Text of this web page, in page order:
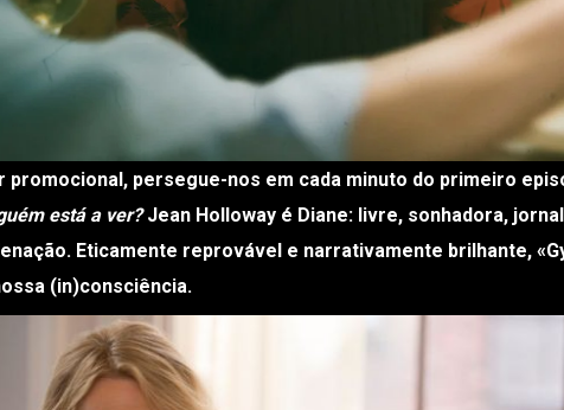
está a ver?Jean Holloway é Diane: livre, sonhadora,
Eticamente reprovável e narrativamente brilhante,
(in)consciência.